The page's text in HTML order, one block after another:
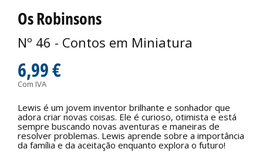
Os Robinsons
Nº 46 - Contos em Miniatura
6,99 €
Com IVA
Lewis é um jovem inventor brilhante e sonhador que
adora criar novas coisas. Ele é curioso, otimista e está
sempre buscando novas aventuras e maneiras de
resolver problemas. Lewis aprende sobre a importância
da família e da aceitação enquanto explora o futuro!